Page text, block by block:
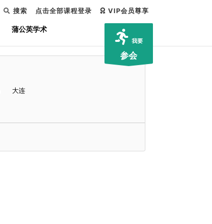
搜索 点击全部课程登录 VIP会员尊享
蒲公英学术
我要
参会
大连